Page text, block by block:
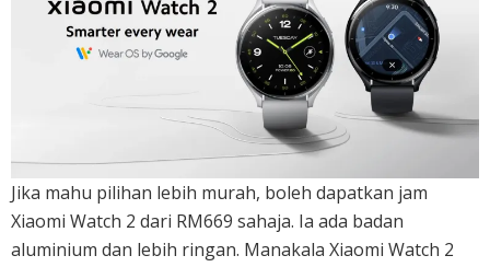
Jika mahu pilihan lebih murah, boleh dapatkan jam
Xiaomi Watch 2 dari RM669 sahaja. Ia ada badan
aluminium dan lebih ringan. Manakala Xiaomi Watch 2